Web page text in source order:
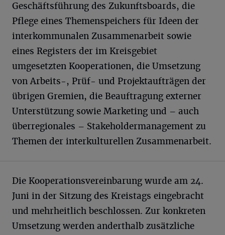
Geschäftsführung des Zukunftsboards, die
Pflege eines Themenspeichers für Ideen der
interkommunalen Zusammenarbeit sowie
eines Registers der im Kreisgebiet
umgesetzten Kooperationen, die Umsetzung
von Arbeits-, Prüf- und Projektaufträgen der
übrigen Gremien, die Beauftragung externer
Unterstützung sowie Marketing und – auch
überregionales – Stakeholdermanagement zu
Themen der interkulturellen Zusammenarbeit.
Die Kooperationsvereinbarung wurde am 24.
Juni in der Sitzung des Kreistags eingebracht
und mehrheitlich beschlossen. Zur konkreten
Umsetzung werden anderthalb zusätzliche